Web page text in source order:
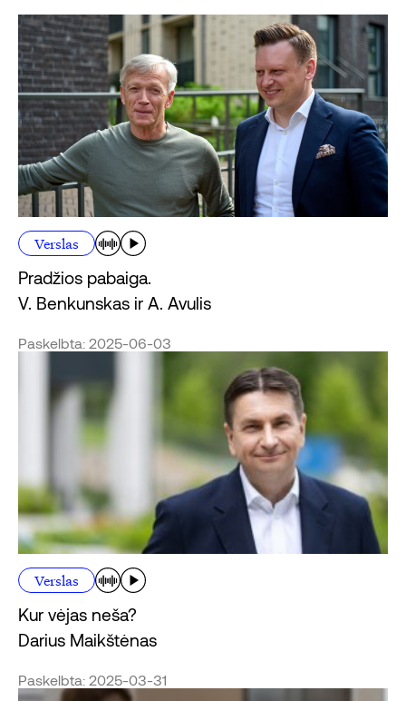
Verslas
Pradžios pabaiga.
V. Benkunskas ir A. Avulis
Paskelbta: 2025-06-03
Verslas
Kur vėjas neša?
Darius Maikštėnas
Paskelbta: 2025-03-31